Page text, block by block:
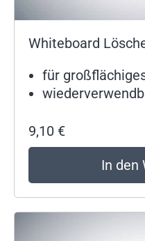
Whiteboard
für
9,10 €
In den